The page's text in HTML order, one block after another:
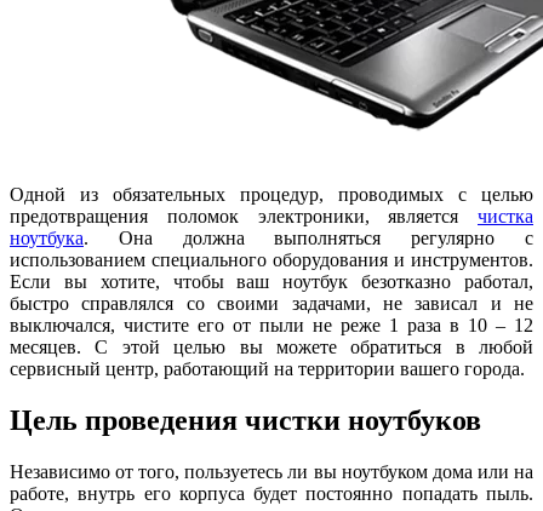
Одной из обязательных процедур, проводимых с целью
предотвращения поломок электроники, является чистка
ноутбука. Она должна выполняться регулярно с
использованием специального оборудования и инструментов.
Если вы хотите, чтобы ваш ноутбук безотказно работал,
быстро справлялся со своими задачами, не зависал и не
выключался, чистите его от пыли не реже 1 раза в 10 – 12
месяцев. С этой целью вы можете обратиться в любой
сервисный центр, работающий на территории вашего города.
Цель проведения чистки ноутбуков
Независимо от того, пользуетесь ли вы ноутбуком дома или на
работе, внутрь его корпуса будет постоянно попадать пыль.